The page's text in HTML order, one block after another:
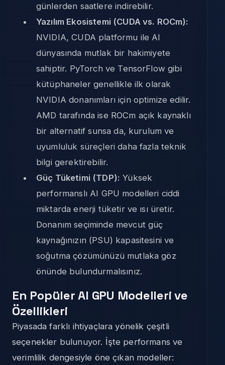
günlerden saatlere indirebilir.
Yazılım Ekosistemi (CUDA vs. ROCm):
NVIDIA, CUDA platformu ile AI
dünyasında mutlak bir hakimiyete
sahiptir. PyTorch ve TensorFlow gibi
kütüphaneler genellikle ilk olarak
NVIDIA donanımları için optimize edilir.
AMD tarafında ise ROCm açık kaynaklı
bir alternatif sunsa da, kurulum ve
uyumluluk süreçleri daha fazla teknik
bilgi gerektirebilir.
Güç Tüketimi (TDP): Yüksek
performanslı AI GPU modelleri ciddi
miktarda enerji tüketir ve ısı üretir.
Donanım seçiminde mevcut güç
kaynağınızın (PSU) kapasitesini ve
soğutma çözümünüzü mutlaka göz
önünde bulundurmalısınız.
En Popüler AI GPU Modelleri ve
Özellikleri
Piyasada farklı ihtiyaçlara yönelik çeşitli
seçenekler bulunuyor. İşte performans ve
verimlilik dengesiyle öne çıkan modeller: